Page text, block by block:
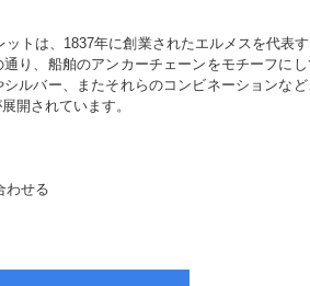
ットは、1837年に創業されたエルメスを代表
り、船舶のアンカーチェーンをモチーフに
ルバー、またそれらのコンビネーションな
開されています。
わせる